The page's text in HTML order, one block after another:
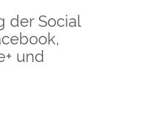
der Social
und